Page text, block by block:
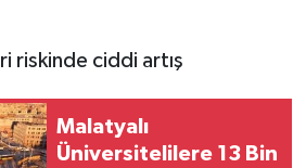
riskinde ciddi artış
Malatyalı
Üniversitelilere 13 Bin